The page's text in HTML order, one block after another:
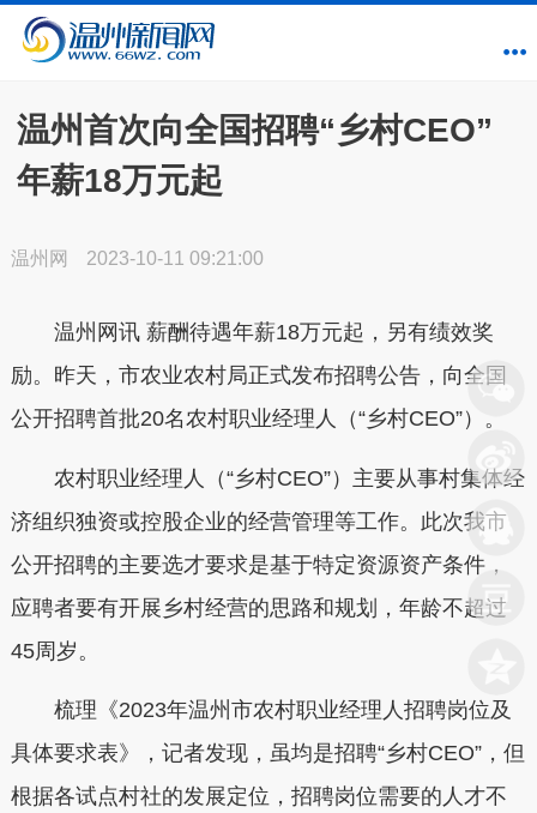
温州首次向全国招聘“乡村CEO”
年薪18万元起
温州网 2023-10-11 09:21:00
温州网讯 薪酬待遇年薪18万元起，另有绩效奖
励。昨天，市农业农村局正式发布招聘公告，向全国
公开招聘首批20名农村职业经理人（“乡村CEO”）。
农村职业经理人（“乡村CEO”）主要从事村集体经
济组织独资或控股企业的经营管理等工作。此次我市
公开招聘的主要选才要求是基于特定资源资产条件，
应聘者要有开展乡村经营的思路和规划，年龄不超过
45周岁。
梳理《2023年温州市农村职业经理人招聘岗位及
具体要求表》，记者发现，虽均是招聘“乡村CEO”，但
根据各试点村社的发展定位，招聘岗位需要的人才不